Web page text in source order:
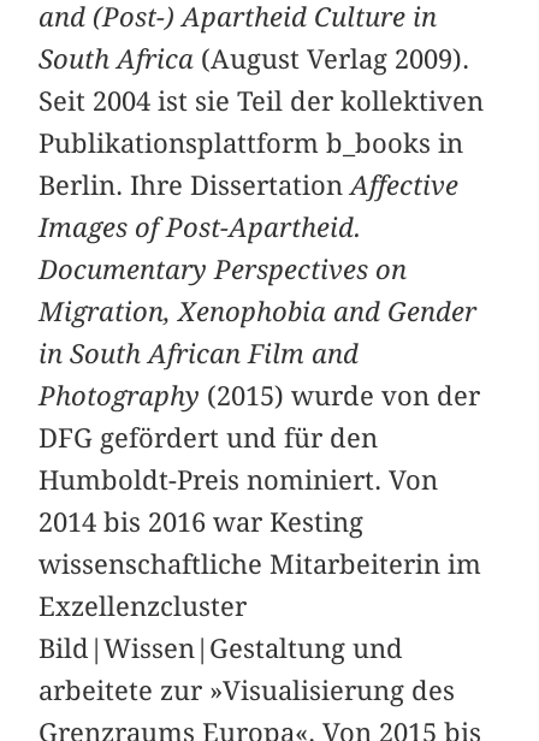
and (Post-) Apartheid Culture in
South Africa (August Verlag 2009).
Seit 2004 ist sie Teil der kollektiven
Publikationsplattform b_books in
Berlin. Ihre DissertationAffective
Images of Post-Apartheid.
Documentary Perspectives on
Migration, Xenophobia and Gender
in South African Film and
Photography (2015) wurde von der
DFG gefördert und für den
Humboldt-Preis nominiert. Von
2014 bis 2016 war Kesting
wissenschaftliche Mitarbeiterin im
Exzellenzcluster
Bild|Wissen|Gestaltung und
arbeitete zur »Visualisierung des
Grenzraums Europa«. Von 2015 bis